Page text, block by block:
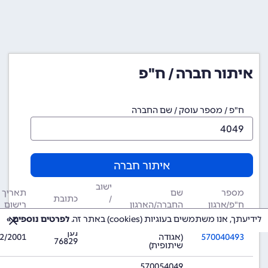
איתור חברה / ח"פ
ח"פ / מספר עוסק / שם החברה
איתור חברה
מספר
ח"פ/ארגון
שם
החברה/הארגון
ישוב
/
עיר
כתובת
תאריך
רישום
570040493
(אגודה
שיתופית)
נען
76829
2001
לידיעתך, אנו משתמשים בעוגיות (cookies) באתר זה. לפרטים נוספים »